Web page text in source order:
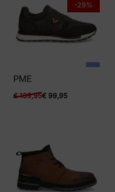
-29%
PME
€139,95€99,95